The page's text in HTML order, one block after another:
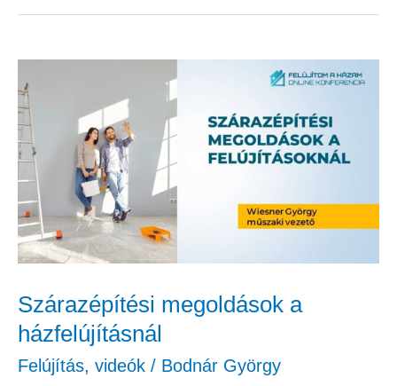
Szárazépítési megoldások a
házfelújításnál
Felújítás, videók / Bodnár György
megoldások
a
házfelújításnál